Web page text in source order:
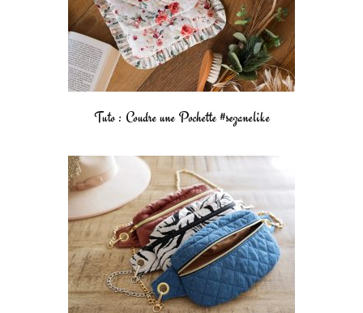
Tuto : Coudre une Pochette #sezanelike